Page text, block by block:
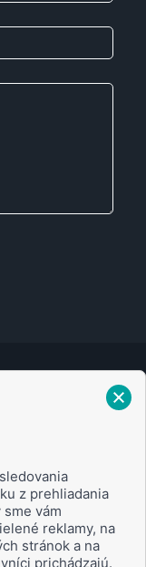
z prehliadania
vám
reklamy, na
stránok a na
prichádzajú.
údajov